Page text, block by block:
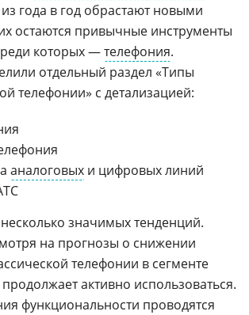
из года в год обрастают новыми
остаются привычные инструменты
которых —телефония.
отдельный раздел «Типы
телефонии» с детализацией:
аналоговых и цифровых линий
значимых тенденций.
на прогнозы о снижении
телефонии в сегменте
продолжает активно использоваться.
функциональности проводятся